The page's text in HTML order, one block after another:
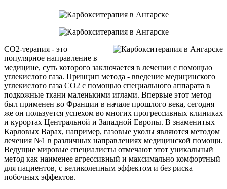
CO2-терапия - это –
популярное направление в
медицине, суть которого заключается в лечении с помощью
углекислого газа. Принцип метода - введение медицинского
углекислого газа CO2 с помощью специального аппарата в
подкожные ткани маленькими иглами. Впервые этот метод
был применен во Франции в начале прошлого века, сегодня
же он пользуется успехом во многих прогрессивных клиниках
и курортах Центральной и Западной Европы. В знаменитых
Карловых Варах, например, газовые уколы являются методом
лечения №1 в различных направлениях медицинской помощи.
Ведущие мировые специалисты отмечают этот уникальный
метод как наименее агрессивный и максимально комфортный
для пациентов, с великолепным эффектом и без риска
побочных эффектов.